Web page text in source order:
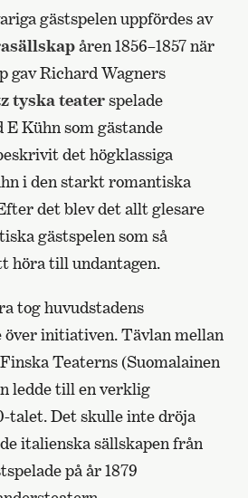
gästspelen uppfördes av
åren 1856–1857 när
gav Richard Wagners
tyska teaterspelade
E Kühn som gästande
det högklassiga
i den starkt romantiska
det blev det allt glesare
gästspelen som så
höra till undantagen.
tog huvudstadens
initiativen. Tävlan mellan
Teaterns (Suomalainen
ledde till en verklig
talet. Det skulle inte dröja
italienska sällskapen från
på år 1879